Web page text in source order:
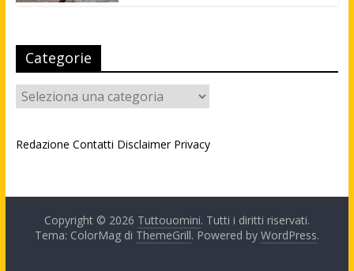
Categorie
Categorie
Redazione Contatti Disclaimer Privacy
Copyright © 2026 Tuttouomini. Tutti i diritti riservati.
Tema: ColorMag di ThemeGrill. Powered by WordPress.